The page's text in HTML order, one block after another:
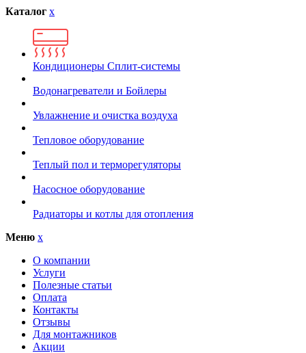
Каталог x
Кондиционеры Сплит-системы
Водонагреватели и Бойлеры
Увлажнение и очистка воздуха
Тепловое оборудование
Теплый пол и терморегуляторы
Насосное оборудование
Радиаторы и котлы для отопления
Меню x
О компании
Услуги
Полезные статьи
Оплата
Контакты
Отзывы
Для монтажников
Акции